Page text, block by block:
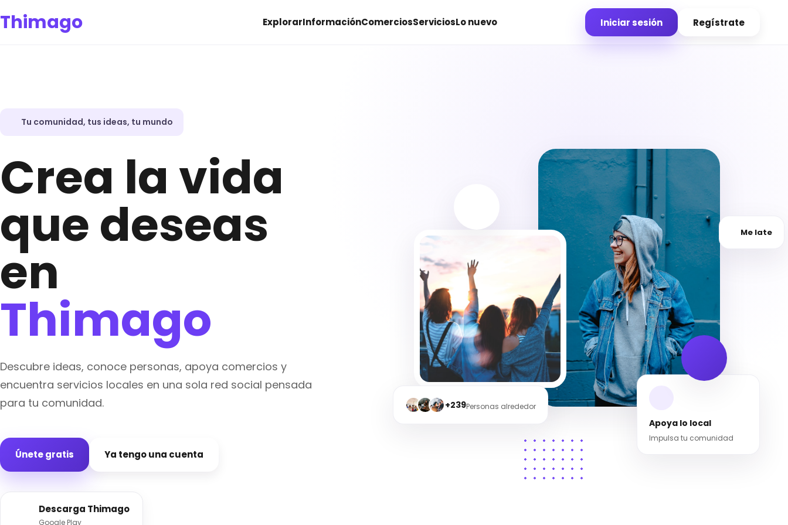
Thimago ExplorarInformaciónComerciosServiciosLo nuevo Iniciar sesión Regístrate
Tu comunidad, tus ideas, tu mundo
Crea la vida
que deseas
en
Thimago
Descubre ideas, conoce personas, apoya comercios y
encuentra servicios locales en una sola red social pensada
para tu comunidad.
Únete gratis Ya tengo una cuenta
Descarga Thimago
Google Play
+239Personas alrededor
Apoya lo local
Impulsa tu comunidad
Me late